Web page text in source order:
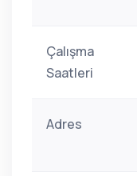
Çalışma
Saatleri
Adres